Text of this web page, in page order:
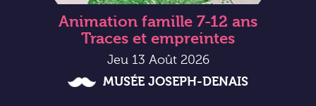
Animation famille 7-12 ans
Traces et empreintes
Jeu 13 Août 2026
MUSÉE JOSEPH-DENAIS